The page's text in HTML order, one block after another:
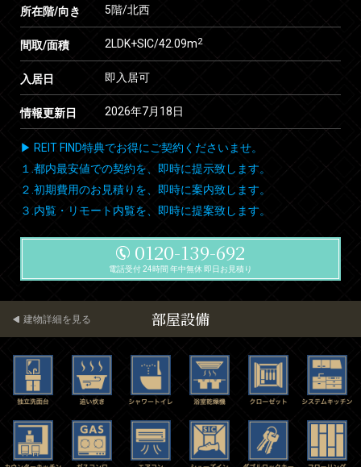
所在階/向き 5階/北西
間取/面積 2LDK+SIC/42.09m2
入居日 即入居可
情報更新日 2026年7月18日
▶ REIT FIND特典でお得にご契約くださいませ。
１.都内最安値での契約を、即時に提示致します。
２.初期費用のお見積りを、即時に案内致します。
３.内覧・リモート内覧を、即時に提案致します。
0120-139-692
電話受付 24時間 年中無休 即日お見積り
部屋設備
建物詳細を見る